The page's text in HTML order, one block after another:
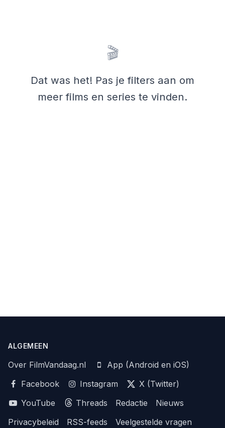
🎬
Dat was het! Pas je filters aan om
meer films en series te vinden.
ALGEMEEN
Over FilmVandaag.nl
App (Android en iOS)
Facebook
Instagram
X (Twitter)
YouTube
Threads Redactie
Nieuws
Privacybeleid
RSS-feeds
Veelgestelde vragen